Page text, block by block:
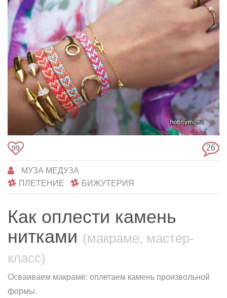
99 26
МУЗА МЕДУЗА
ПЛЕТЕНИЕ
БИЖУТЕРИЯ
Как оплести камень
нитками (макраме, мастер-
класс)
Осваиваем макраме: оплетаем камень произвольной
формы.